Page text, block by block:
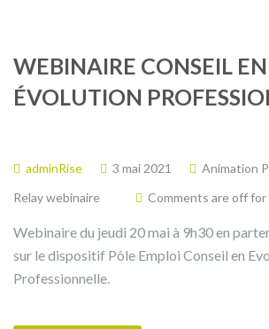
WEBINAIRE CONSEIL EN
ÉVOLUTION
adminRise 3 mai 2021 Animation
Relay webinaire
Comments are off
Webinaire du jeudi 20 mai à 9h30 en
sur le dispositif Pôle Emploi Conseil en
Professionnelle.